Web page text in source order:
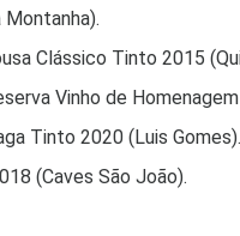
Clássico Tinto 2015
Vinho de
Tinto 2020 (Luis Gomes).
(Caves São João).